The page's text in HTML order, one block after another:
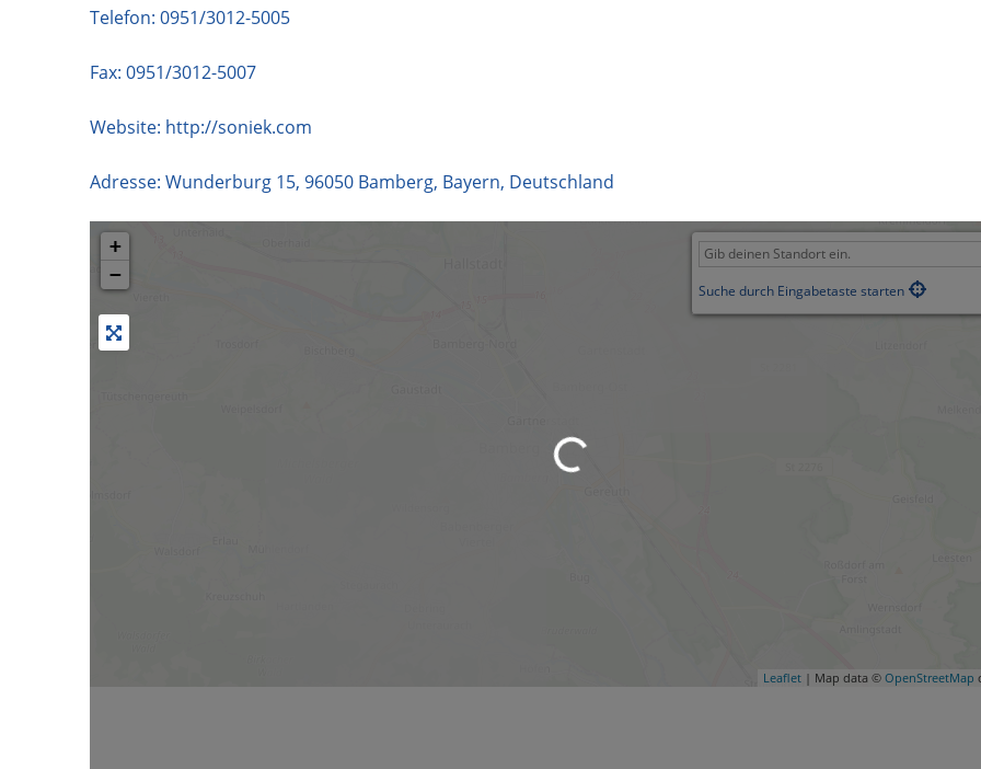
Telefon: 0951/3012-5005
Fax: 0951/3012-5007
Website: http://soniek.com
Adresse: Wunderburg 15, 96050 Bamberg, Bayern, Deutschland
+
−
Suche durch Eingabetaste starten
Leaflet | Map data © OpenStreetMap